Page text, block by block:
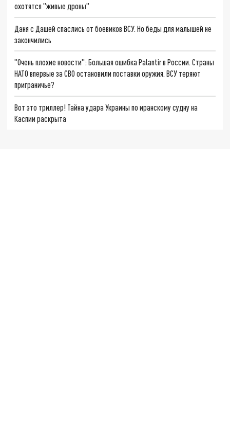
охотятся "живые дроны"
Даня с Дашей спаслись от боевиков ВСУ. Но беды для малышей не
закончились
"Очень плохие новости": Большая ошибка Palantir в России. Страны
НАТО впервые за СВО остановили поставки оружия. ВСУ теряют
приграничье?
Вот это триллер! Тайна удара Украины по иранскому судну на
Каспии раскрыта